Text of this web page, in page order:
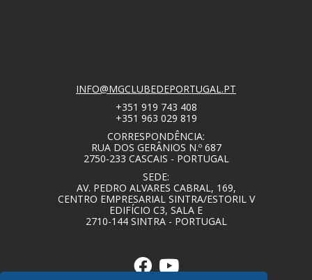
INFO@MGCLUBEDEPORTUGAL.PT
+351 919 743 408
+351 963 029 819
CORRESPONDÊNCIA:
RUA DOS GERÂNIOS N.º 687
2750-233 CASCAIS - PORTUGAL
SEDE:
AV. PEDRO ALVARES CABRAL, 169,
CENTRO EMPRESARIAL SINTRA/ESTORIL V
EDIFÍCIO C3, SALA E
2710-144 SINTRA - PORTUGAL